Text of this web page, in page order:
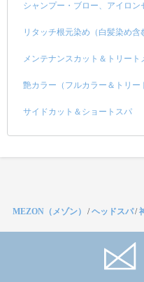
シャンプー・ブロー、アイロン
リタッチ根元染め（白髪染め含
メンテナンスカット＆トリート
艶カラー（フルカラー＆トリー
サイドカット＆ショートスパ
MEZON（メゾン） /ヘッドスパ/